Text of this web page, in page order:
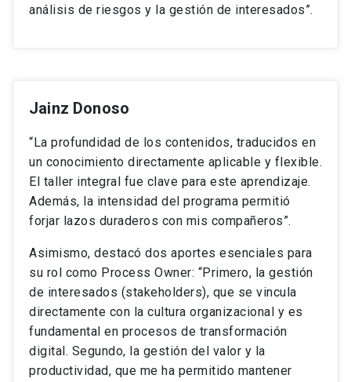
análisis de riesgos y la gestión de interesados”.
Jainz Donoso
“La profundidad de los contenidos, traducidos en
un conocimiento directamente aplicable y flexible.
El taller integral fue clave para este aprendizaje.
Además, la intensidad del programa permitió
forjar lazos duraderos con mis compañeros”.
Asimismo, destacó dos aportes esenciales para
su rol como Process Owner: “Primero, la gestión
de interesados (stakeholders), que se vincula
directamente con la cultura organizacional y es
fundamental en procesos de transformación
digital. Segundo, la gestión del valor y la
productividad, que me ha permitido mantener